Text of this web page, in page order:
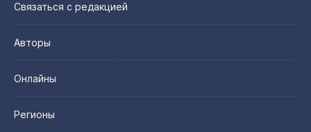
Связаться с редакцией
Авторы
Онлайны
Регионы